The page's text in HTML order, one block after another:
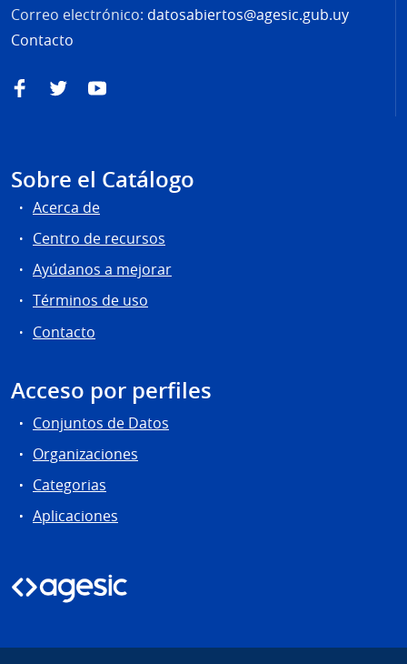
Correo electrónico: datosabiertos@agesic.gub.uy
Contacto
FacebookTwitterYouTube
Sobre el Catálogo
Acerca de
Centro de recursos
Ayúdanos a mejorar
Términos de uso
Contacto
Acceso por perfiles
Conjuntos de Datos
Organizaciones
Categorias
Aplicaciones